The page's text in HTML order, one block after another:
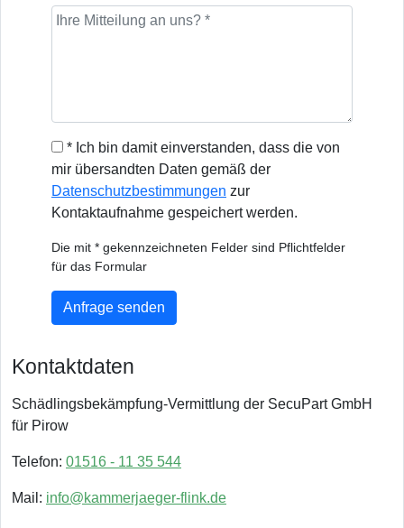
* Ich bin damit einverstanden, dass die von
mir übersandten Daten gemäß der
Datenschutzbestimmungen zur
Kontaktaufnahme gespeichert werden.
Die mit * gekennzeichneten Felder sind Pflichtfelder
für das Formular
Anfrage senden
Kontaktdaten
Schädlingsbekämpfung-Vermittlung der SecuPart GmbH
für Pirow
Telefon: 01516 - 11 35 544
Mail: info@kammerjaeger-flink.de